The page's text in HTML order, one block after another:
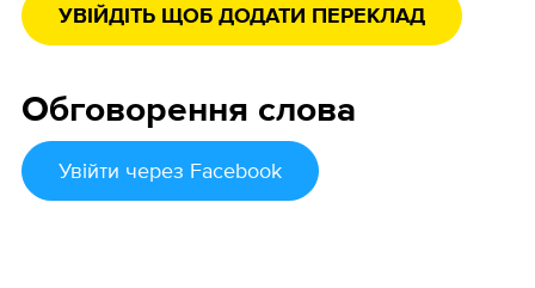
УВІЙДІТЬ ЩОБ ДОДАТИ ПЕРЕКЛАД
Обговорення слова
Увійти через Facebook